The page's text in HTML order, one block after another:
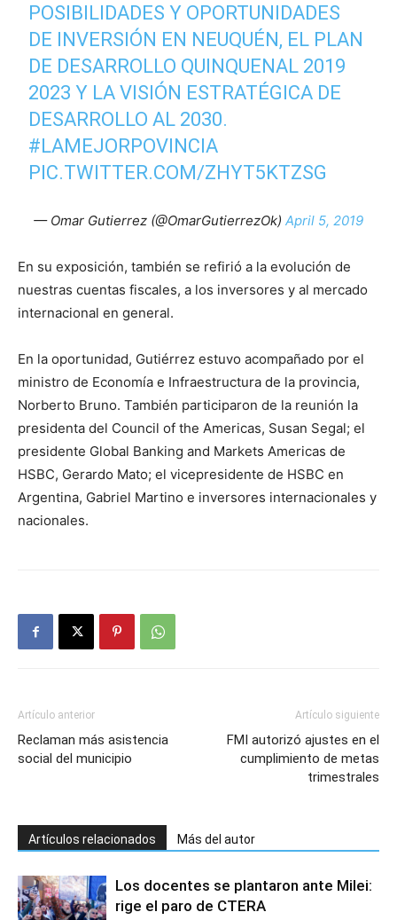
POSIBILIDADES Y OPORTUNIDADES
DE INVERSIÓN EN NEUQUÉN, EL PLAN
DE DESARROLLO QUINQUENAL 2019
2023 Y LA VISIÓN ESTRATÉGICA DE
DESARROLLO AL 2030.
#LAMEJORPOVINCIA
PIC.TWITTER.COM/ZHYT5KTZSG
— Omar Gutierrez (@OmarGutierrezOk) April 5, 2019
En su exposición, también se refirió a la evolución de
nuestras cuentas fiscales, a los inversores y al mercado
internacional en general.
En la oportunidad, Gutiérrez estuvo acompañado por el
ministro de Economía e Infraestructura de la provincia,
Norberto Bruno. También participaron de la reunión la
presidenta del Council of the Americas, Susan Segal; el
presidente Global Banking and Markets Americas de
HSBC, Gerardo Mato; el vicepresidente de HSBC en
Argentina, Gabriel Martino e inversores internacionales y
nacionales.
Artículo anterior
Reclaman más asistencia
social del municipio
Artículo siguiente
FMI autorizó ajustes en el
cumplimiento de metas
trimestrales
Artículos relacionados Más del autor
Los docentes se plantaron ante Milei:
rige el paro de CTERA